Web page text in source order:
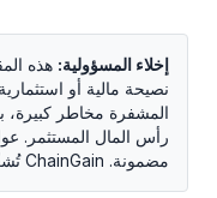
إخلاء المسؤولية: هذه
نصيحة مالية أو
المشفرة مخاطر كبيرة،
رأس المال المستثمر.
مضمونة. ChainGain تُشغّلها Apex Digital Media LLC.